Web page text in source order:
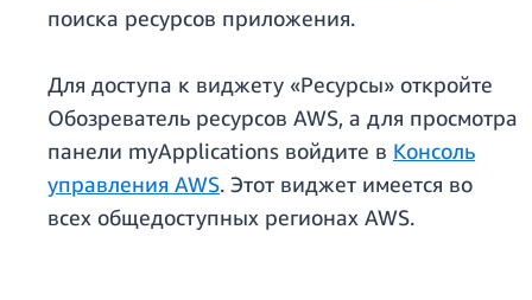
поиска ресурсов приложения.
Для доступа к виджету «Ресурсы» откройте
Обозреватель ресурсов AWS, а для просмотра
панели myApplications войдите в Консоль
управления AWS. Этот виджет имеется во
всех общедоступных регионах AWS.